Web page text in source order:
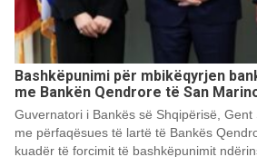
Bashkëpunimi për mbikëqyrjen
me Bankën Qendrore të San
Guvernatori i Bankës së Shqipërisë, Gent
me përfaqësues të lartë të Bankës
kuadër të forcimit të bashkëpunimit